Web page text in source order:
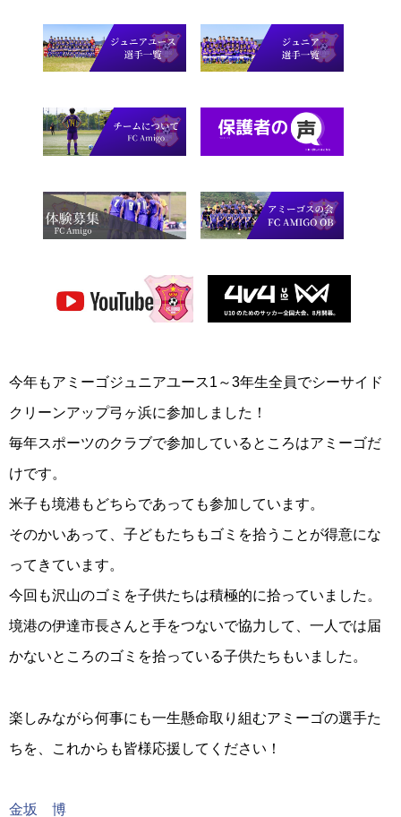
今年もアミーゴジュニアユース1～3年生全員でシーサイド
クリーンアップ弓ヶ浜に参加しました！
毎年スポーツのクラブで参加しているところはアミーゴだ
けです。
米子も境港もどちらであっても参加しています。
そのかいあって、子どもたちもゴミを拾うことが得意にな
ってきています。
今回も沢山のゴミを子供たちは積極的に拾っていました。
境港の伊達市長さんと手をつないで協力して、一人では届
かないところのゴミを拾っている子供たちもいました。
楽しみながら何事にも一生懸命取り組むアミーゴの選手た
ちを、これからも皆様応援してください！
金坂 博